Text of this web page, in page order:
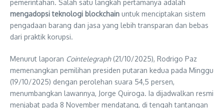
pemerintahan. Salah satu langkah pertamanya adalah
mengadopsi teknologi blockchain untuk menciptakan sistem
pengadaan barang dan jasa yang lebih transparan dan bebas
dari praktik korupsi.
Menurut laporan Cointelegraph(21/10/2025), Rodrigo Paz
memenangkan pemilihan presiden putaran kedua pada Minggu
(19/10/2025) dengan perolehan suara 54,5 persen,
menumbangkan lawannya, Jorge Quiroga. Ia dijadwalkan resmi
menjabat pada 8 November mendatang, di tengah tantangan